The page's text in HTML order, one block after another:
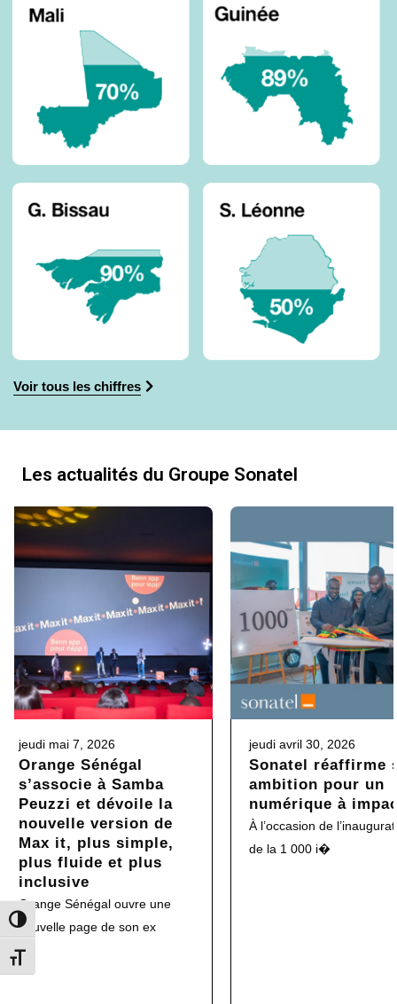
Toggle High Contrast
Toggle Font size
Voir tous les chiffres
Les actualités du Groupe Sonatel
jeudi mai 7, 2026
Orange Sénégal
s’associe à Samba
Peuzzi et dévoile la
nouvelle version de
Max it, plus simple,
plus fluide et plus
inclusive
Orange Sénégal ouvre une
nouvelle page de son ex
jeudi avril 30, 2026
Sonatel réaffirme
ambition pour un
numérique à
À l’occasion de
de la 1 000 i�